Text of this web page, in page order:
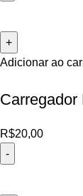
Adicionar ao
R$20,00